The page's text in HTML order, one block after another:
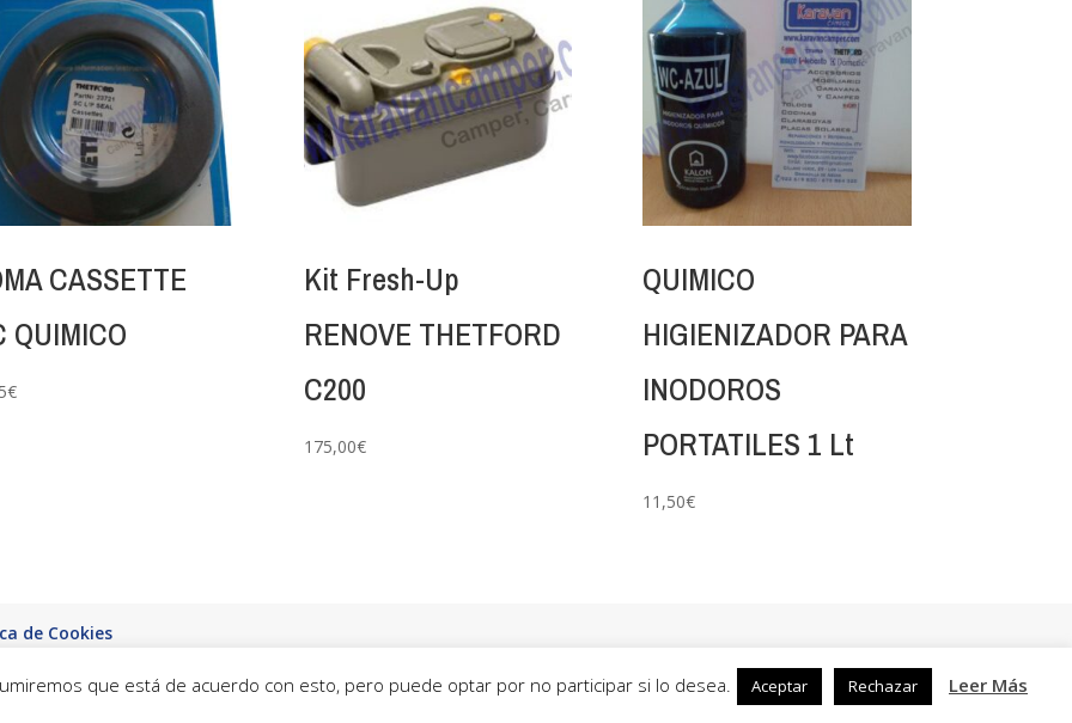
CASSETTE
QUIMICO
€
Kit Fresh-Up
RENOVE THETFORD
C200
175,00€
QUIMICO
HIGIENIZADOR PARA
INODOROS
PORTATILES 1 Lt
11,50€
de Cookies
que está de acuerdo con esto, pero puede optar por no participar si lo desea. Aceptar Rechazar Leer Más